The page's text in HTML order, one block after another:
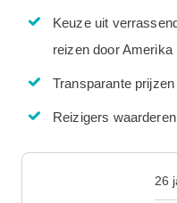
Keuze uit
reizen door Amerika
Transparante
Reizigers
26